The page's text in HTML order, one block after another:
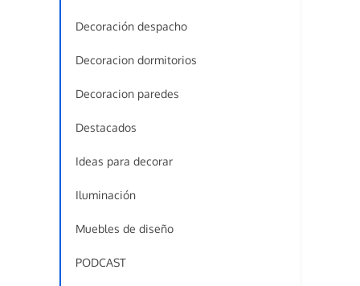
Decoración despacho
Decoracion dormitorios
Decoracion paredes
Destacados
Ideas para decorar
Iluminación
Muebles de diseño
PODCAST